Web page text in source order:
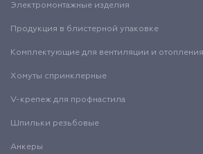
Электромонтажные изделия
Продукция в блистерной упаковке
Комплектующие для вентиляции и отопления
Хомуты спринклерные
V-крепеж для профнастила
Шпильки резьбовые
Анкеры